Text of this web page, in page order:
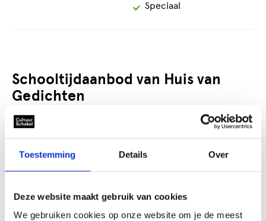
Toestemming Details Over
Deze website maakt gebruik van cookies
We gebruiken cookies op onze website om je de meest
Geschikt
Speciaal
Schooltijdaanbod van Huis van
Gedichten